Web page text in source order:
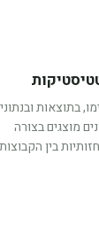
בתוצאות
מוצגים בצורה
בין